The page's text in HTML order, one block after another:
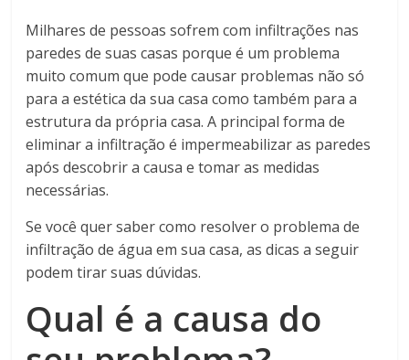
Milhares de pessoas sofrem com infiltrações nas
paredes de suas casas porque é um problema
muito comum que pode causar problemas não só
para a estética da sua casa como também para a
estrutura da própria casa. A principal forma de
eliminar a infiltração é impermeabilizar as paredes
após descobrir a causa e tomar as medidas
necessárias.
Se você quer saber como resolver o problema de
infiltração de água em sua casa, as dicas a seguir
podem tirar suas dúvidas.
Qual é a causa do